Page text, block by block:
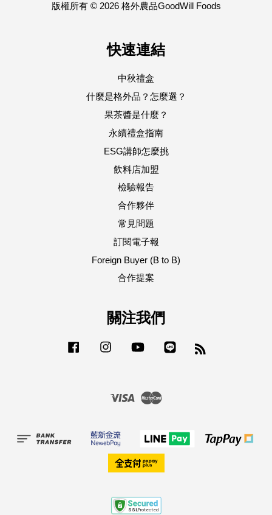
版權所有 © 2026 格外農品GoodWill Foods
快速連結
中秋禮盒
什麼是格外品？怎麼選？
果茶醬是什麼？
永續禮盒指南
ESG講師怎麼挑
飲料店加盟
檢驗報告
合作夥伴
常見問題
訂閱電子報
Foreign Buyer (B to B)
合作提案
關注我們
Facebook Instagram YouTube
Visa